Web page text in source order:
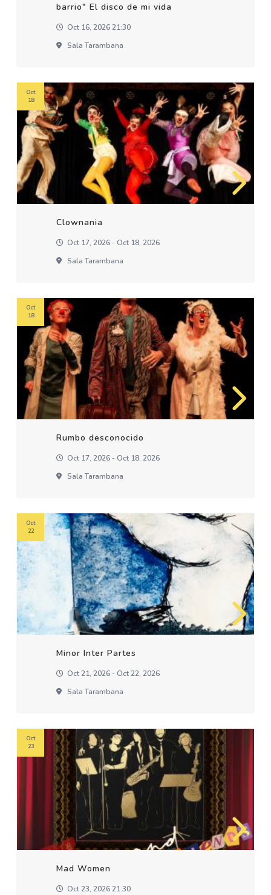
barrio" El disco de mi vida
Oct 16, 2026 21:30
Sala Tarambana
Clownania
Oct 17, 2026 - Oct 18, 2026
Sala Tarambana
Oct
18
Rumbo desconocido
Oct 17, 2026 - Oct 18, 2026
Sala Tarambana
Oct
18
Minor Inter Partes
Oct 21, 2026 - Oct 22, 2026
Sala Tarambana
Oct
22
Mad Women
Oct 23, 2026 21:30
Oct
23